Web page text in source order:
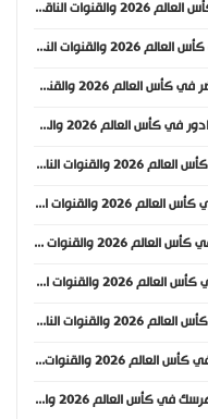
موعد مباراة بلجيكا ومصر في كأس العالم 2026 والقنوات الناقلة
موعد مباراة السويد وتونس في كأس العالم 2026 والقنوات الناقلة
موعد مباراة إسبانيا والرأس الأخضر في كأس العالم 2026 والقنوات الناقلة
موعد مباراة ساحل العاج والإكوادور في كأس العالم 2026 والقنوات الناقلة
موعد مباراة أستراليا وتركيا في كأس العالم 2026 والقنوات الناقلة
موعد مباراة ألمانيا وكوراساو في كأس العالم 2026 والقنوات الناقلة
موعد مباراة هايتي واسكتلندا في كأس العالم 2026 والقنوات الناقلة
موعد مباراة البرازيل والمغرب في كأس العالم 2026 والقنوات الناقلة
موعد مباراة قطر وسويسرا في كأس العالم 2026 والقنوات الناقلة
موعد مباراة أمريكا والباراغواي في كأس العالم 2026 والقنوات الناقلة
موعد مباراة كندا والبوسنة والهرسك في كأس العالم 2026 والقنوات الناقلة